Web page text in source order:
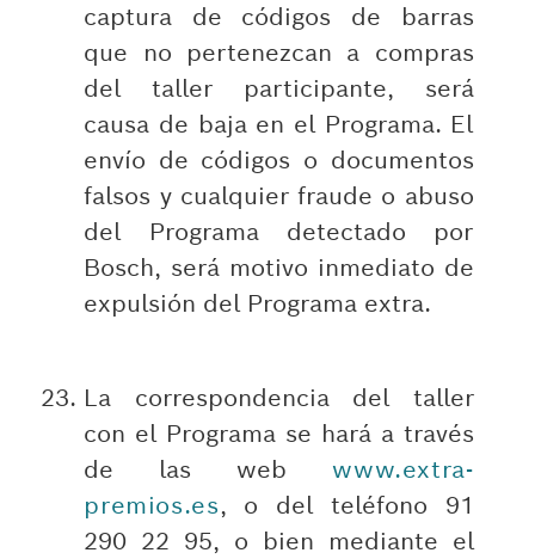
captura de códigos de barras
que no pertenezcan a compras
del taller participante, será
causa de baja en el Programa. El
envío de códigos o documentos
falsos y cualquier fraude o abuso
del Programa detectado por
Bosch, será motivo inmediato de
expulsión del Programa extra.
La correspondencia del taller
con el Programa se hará a través
de las webwww.extra-
premios.es, o del teléfono 91
290 22 95, o bien mediante el